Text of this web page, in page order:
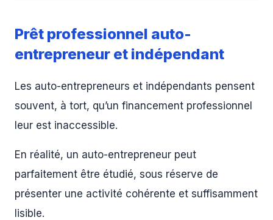
Prêt professionnel auto-
entrepreneur et indépendant
Les auto-entrepreneurs et indépendants pensent
souvent, à tort, qu’un financement professionnel
leur est inaccessible.
En réalité, un auto-entrepreneur peut
parfaitement être étudié, sous réserve de
présenter une activité cohérente et suffisamment
lisible.